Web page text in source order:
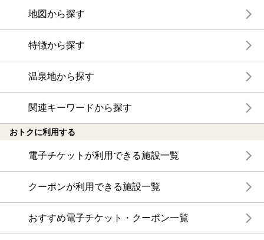
地図から探す
特徴から探す
温泉地から探す
関連キーワードから探す
おトクに利用する
電子チケットが利用できる施設一覧
クーポンが利用できる施設一覧
おすすめ電子チケット・クーポン一覧